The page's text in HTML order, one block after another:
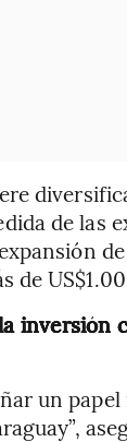
de las
de
inversión
un